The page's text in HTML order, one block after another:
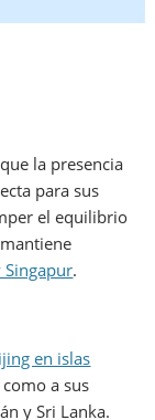
que la presencia
para sus
el equilibrio
.
en islas
como a sus
y Sri Lanka.